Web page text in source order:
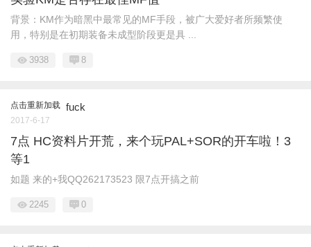
背景：KM作为暗黑中最常见的MF手段，被广大爱好者所频繁使
用，特别是在初期装备未成型阶段更是具 ...
3938 8
点击重新加载 fuck
2017-6-17
7点 HC资料片开荒，来个玩PAL+SOR的开车啦！3
等1
如题 来的+我QQ262173523 限7点开搞之前
2245 0